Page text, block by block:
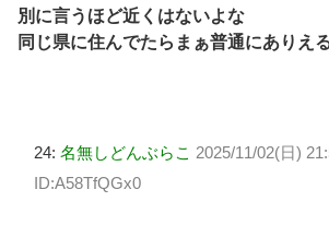
別に言うほど近くはないよな
同じ県に住んでたらまぁ普通にありえ
24: 名無しどんぶらこ 2025/11/02(日)
ID:A58TfQGx0